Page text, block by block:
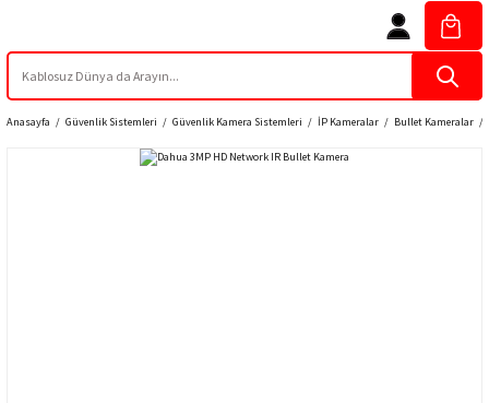
Anasayfa Güvenlik Sistemleri Güvenlik Kamera Sistemleri İP Kameralar Bullet Kameralar